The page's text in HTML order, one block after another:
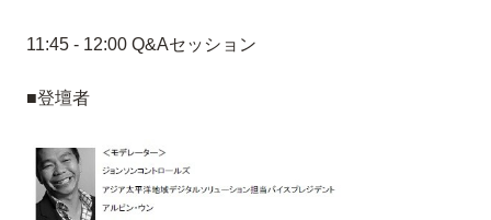
11:45 - 12:00 Q&Aセッション
■登壇者